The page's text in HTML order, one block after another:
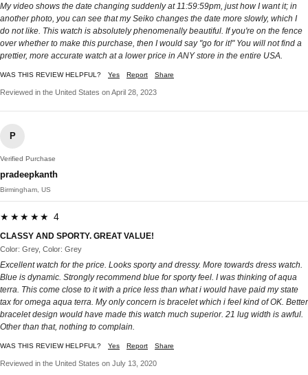
My video shows the date changing suddenly at 11:59:59pm, just how I want it; in
another photo, you can see that my Seiko changes the date more slowly, which I
do not like. This watch is absolutely phenomenally beautiful. If you're on the fence
over whether to make this purchase, then I would say "go for it!" You will not find a
prettier, more accurate watch at a lower price in ANY store in the entire USA.
WAS THIS REVIEW HELPFUL? Yes Report Share
Reviewed in the United States on April 28, 2023
P
Verified Purchase
pradeepkanth
Birmingham, US
★★★★★ 4
CLASSY AND SPORTY. GREAT VALUE!
Color: Grey, Color: Grey
Excellent watch for the price. Looks sporty and dressy. More towards dress watch.
Blue is dynamic. Strongly recommend blue for sporty feel. I was thinking of aqua
terra. This come close to it with a price less than what i would have paid my state
tax for omega aqua terra. My only concern is bracelet which i feel kind of OK. Better
bracelet design would have made this watch much superior. 21 lug width is awful.
Other than that, nothing to complain.
WAS THIS REVIEW HELPFUL? Yes Report Share
Reviewed in the United States on July 13, 2020